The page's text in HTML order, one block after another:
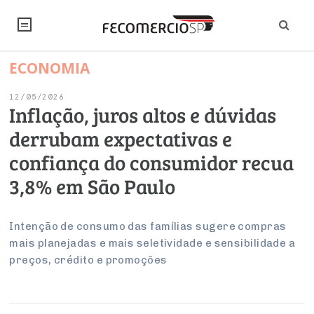
NOTÍCIAS
Editorial
Artigos
Institucional
Debates Fecomercio-SP
PROJETOS ESPECIAIS:
UM BRASIL
UM BRASIL
Economia
Pesquisas
Brasil
Internacional
Modernização do Estado
Inteligência Artificial
Empresas
Arbitragem e Mediação
Varejo
Atacado
Sustentabilidade
SINDICATOS
PESQUISAS
Sobre
Imprensa
CONSELHOS
Conselho de Emprego e Relações do Trabalho
ECONOMIA
12/05/2026
Inflação, juros altos e dúvidas
derrubam expectativas e
confiança do consumidor recua
3,8% em São Paulo
Intenção de consumo das famílias sugere compras
mais planejadas e mais seletividade e sensibilidade a
preços, crédito e promoções